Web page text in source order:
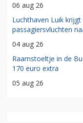
06 aug 26
Luchthaven Luik
passagiersvluchten
04 aug 26
Raamstoeltje in de
170 euro extra
05 aug 26